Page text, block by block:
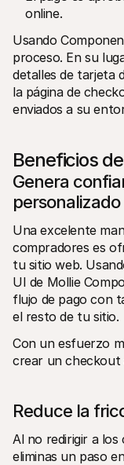
online.
Usando
proceso. En su
detalles de tarjeta
la página de
enviados a su
Beneficios
Genera
personalizado
Una excelente
compradores es
tu sitio web.
UI de Mollie
flujo de pago con
el resto de tu sitio.
Con un esfuerzo
crear un checkout
Reduce la
Al no redirigir a
eliminas un paso